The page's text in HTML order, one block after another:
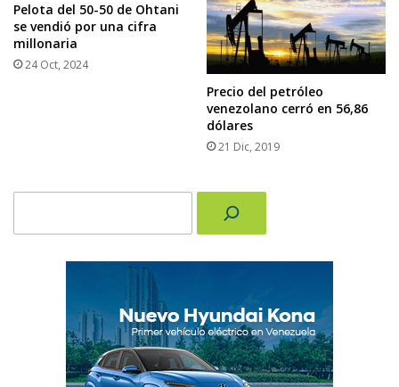
Pelota del 50-50 de Ohtani
se vendió por una cifra
millonaria
24 Oct, 2024
Precio del petróleo
venezolano cerró en 56,86
dólares
21 Dic, 2019